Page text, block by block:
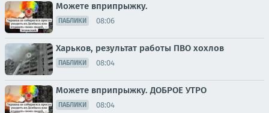
Можете вприпрыжку.
ПАБЛИКИ 08:06
Харьков, результат работы ПВО хохлов
ПАБЛИКИ 08:04
Можете вприпрыжку. ДОБРОЕ УТРО
ПАБЛИКИ 08:04